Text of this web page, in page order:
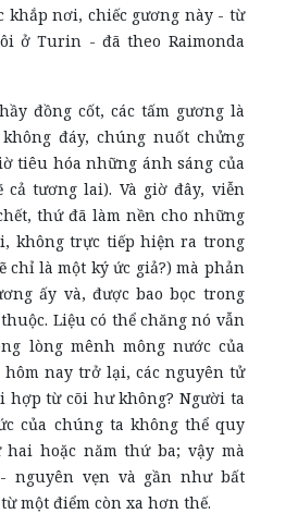
khắp nơi, chiếc gương này - từ
ở Turin - đã theo Raimonda
đồng cốt, các tấm gương là
đáy, chúng nuốt chửng
tiêu hóa những ánh sáng của
cả tương lai). Và giờ đây, viễn
thứ đã làm nền cho những
không trực tiếp hiện ra trong
chỉ là một ký ức giả?) mà phản
ấy và, được bao bọc trong
Liệu có thể chăng nó vẫn
lòng mênh mông nước của
hôm nay trở lại, các nguyên tử
hợp từ cõi hư không? Người ta
của chúng ta không thể quy
hoặc năm thứ ba; vậy mà
nguyên vẹn và gần như bất
một điểm còn xa hơn thế.